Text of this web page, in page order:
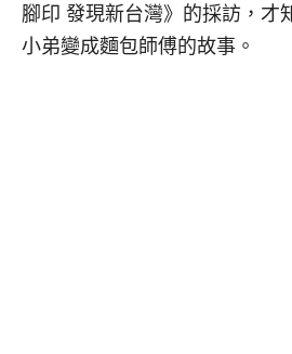
腳印 發現新台灣》的採訪，才
小弟變成麵包師傅的故事。